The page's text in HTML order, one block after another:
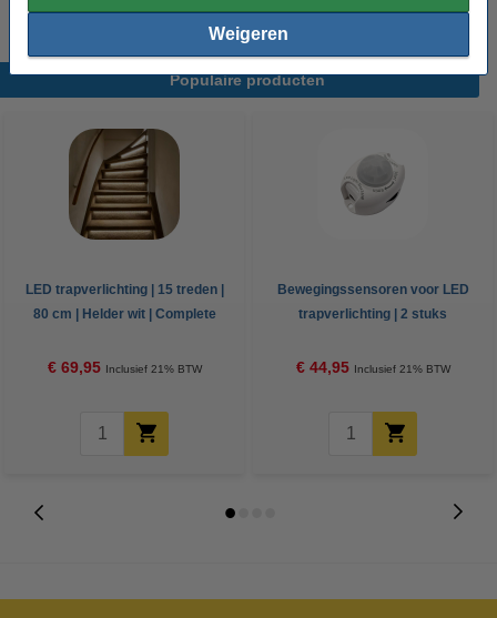
Weigeren
Populaire producten
LED trapverlichting | 15 treden |
80 cm | Helder wit | Complete
€ 69,95 Inclusief 21% BTW
Bewegingssensoren voor LED
trapverlichting | 2 stuks
€ 44,95 Inclusief 21% BTW